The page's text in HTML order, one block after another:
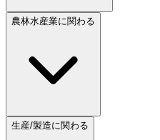
農林水産業に関わる
生産/製造に関わる